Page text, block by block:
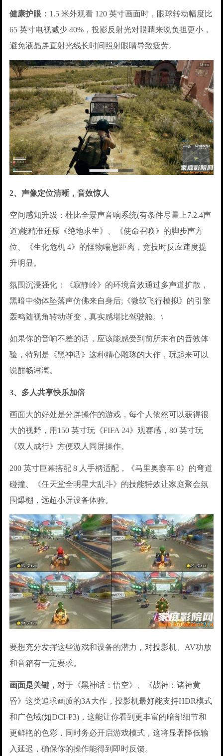
健康护眼： 1.5 米外观看 120 英寸画面时，眼球转动幅度比
65 英寸电视减少 40%，投影反射光对眼睛来说负担更小，
避免液晶屏直射光线长时间照射眼睛导致疲劳。
2、声像定位清晰，音效惊人
空间感知升级：杜比全景声音响系统(有条件尽量上7.2.4声
道)能精准还原《绝地求生》、《使命召唤》的脚步声方
位、《生化危机 4》的怪物喘息距离，竞技时反应速度提
升明显。
氛围沉浸强化：《寂静岭》的环境音效通过多声道扩散，
黑暗中物体坠落声仿佛来自身后;《微软飞行模拟》的引擎
轰鸣随视角转动渐变，真实感堪比驾驶舱。\
如果你的音响不差的话，应该能感受到前所未有的音效体
验，特别是《黑神话》这种精心雕琢的大作，玩起来可以
说酣畅淋漓。
3、多人共享快乐加倍
画面大的好处是分屏操作的游戏，每个人依然可以获得很
大的视野，用150 英寸玩《FIFA 24》观赛感，80 英寸玩
《双人成行》方便双人同屏操作。
200 英寸巨幕搭配 8 人手柄适配，《马里奥赛车 8》的弯道
碰撞、《任天堂全明星大乱斗》的技能特效让家庭聚会氛
围爆棚，远超小屏设备体验。
要想充分发挥这些游戏和设备的潜力，对投影机、AV功放
和音箱有一定要求。
画面是关键， 对于《黑神话：悟空》、《战神：诸神黄
昏》这类追求画质的3A大作，投影机最好能支持HDR模式
和广色域(如DCI-P3)，这能让你看到更丰富的暗部细节和
更鲜艳的色彩，同时务必开启游戏模式，这将显著降低输
入延迟，确保你的操作能得到即时反馈。